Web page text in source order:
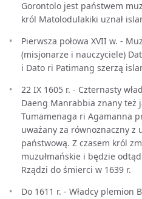
Gorontolo jest państwem
król Matolodulakiki uznał
Pierwsza połowa XVII w. -
(misjonarze i nauczyciele)
i Dato ri Patimang szerzą
22 IX 1605 r. - Czternasty
Daeng Manrabbia znany też
Tumamenaga ri Agamanna
uważany za równoznaczny
państwową. Z czasem król
muzułmańskie i będzie
Rządzi do śmierci w 1639 r.
Do 1611 r. - Władcy plemion